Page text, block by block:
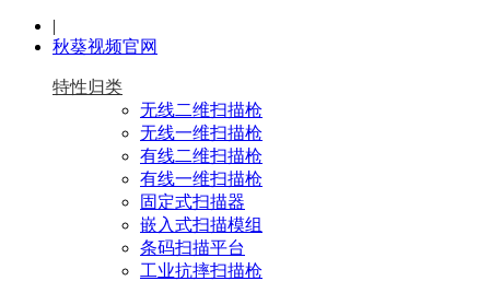
|
秋葵视频官网
特性归类
无线二维扫描枪
无线一维扫描枪
有线二维扫描枪
有线一维扫描枪
固定式扫描器
嵌入式扫描模组
条码扫描平台
工业抗摔扫描枪